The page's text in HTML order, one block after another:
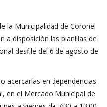
la Municipalidad de Coronel
a disposición las planillas de
desfile del 6 de agosto de
acercarlas en dependencias
en el Mercado Municipal de